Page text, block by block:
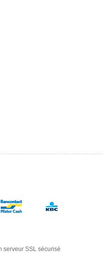
serveur SSL sécurisé